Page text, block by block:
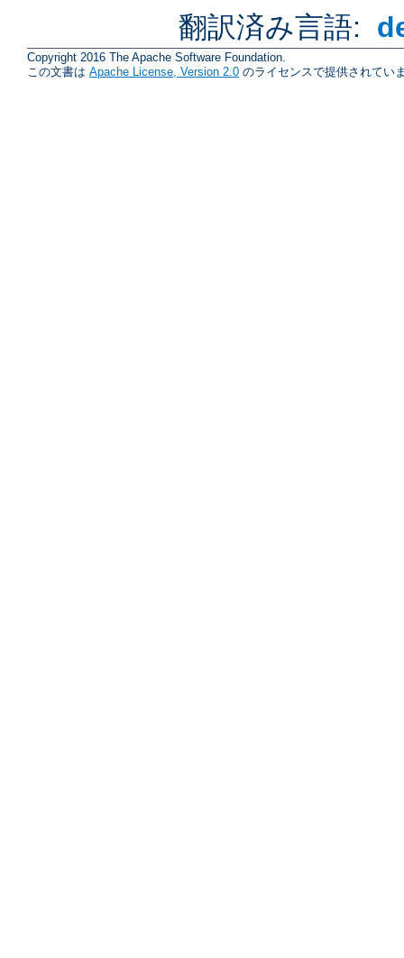
翻訳済み言語:
Copyright 2016 The Apache Software Foundation.
この文書は Apache License, Version 2.0 のライセンスで提供されてい